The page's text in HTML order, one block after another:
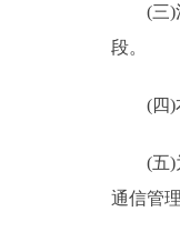
(三)清
段。
(四)本
(五)为
通信管